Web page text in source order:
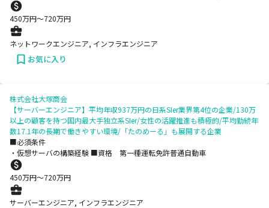
450万円〜720万円
ネットワークエンジニア, インフラエンジニア
お気に入り
株式会社大塚商会
【サーバーエンジニア】平均年収937万円の日系SIer業界第4位の企業/130万
以上の顧客を持つ国内最大手独立系SIer/女性の活躍推進も積極的/平均勤続年
数17.1年の長期で働きやすい環境/「たのめーる」も展開する企業
■必須条件
・仮想サーバの構築経験 ■資格 第一種運転免許普通自動車
450万円〜720万円
サーバーエンジニア, インフラエンジニア